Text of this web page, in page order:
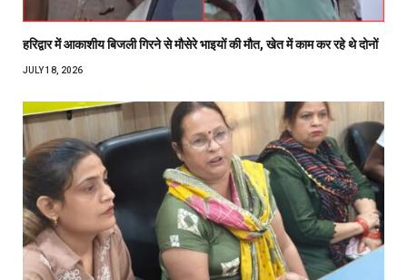
हरिद्वार में आकाशीय बिजली गिरने से मौसेरे भाइयों की मौत, खेत में काम कर रहे थे दोनों
JULY 18, 2026